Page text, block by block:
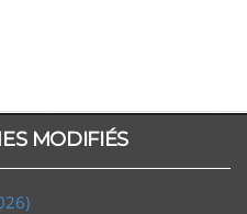
MODIFIÉS